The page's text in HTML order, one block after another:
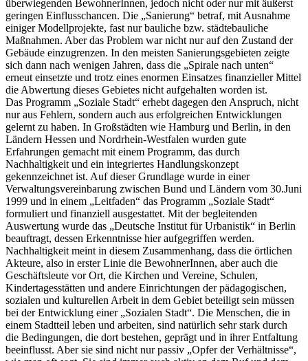
überwiegenden BewohnerInnen, jedoch nicht oder nur mit äußerst
geringen Einflusschancen. Die „Sanierung“ betraf, mit Ausnahme
einiger Modellprojekte, fast nur bauliche bzw. städtebauliche
Maßnahmen. Aber das Problem war nicht nur auf den Zustand der
Gebäude einzugrenzen. In den meisten Sanierungsgebieten zeigte
sich dann nach wenigen Jahren, dass die „Spirale nach unten“
erneut einsetzte und trotz eines enormen Einsatzes finanzieller Mittel
die Abwertung dieses Gebietes nicht aufgehalten worden ist.
Das Programm „Soziale Stadt“ erhebt dagegen den Anspruch, nicht
nur aus Fehlern, sondern auch aus erfolgreichen Entwicklungen
gelernt zu haben. In Großstädten wie Hamburg und Berlin, in den
Ländern Hessen und Nordrhein-Westfalen wurden gute
Erfahrungen gemacht mit einem Programm, das durch
Nachhaltigkeit und ein integriertes Handlungskonzept
gekennzeichnet ist. Auf dieser Grundlage wurde in einer
Verwaltungsvereinbarung zwischen Bund und Ländern vom 30.Juni
1999 und in einem „Leitfaden“ das Programm „Soziale Stadt“
formuliert und finanziell ausgestattet. Mit der begleitenden
Auswertung wurde das „Deutsche Institut für Urbanistik“ in Berlin
beauftragt, dessen Erkenntnisse hier aufgegriffen werden.
Nachhaltigkeit meint in diesem Zusammenhang, dass die örtlichen
Akteure, also in erster Linie die BewohnerInnen, aber auch die
Geschäftsleute vor Ort, die Kirchen und Vereine, Schulen,
Kindertagesstätten und andere Einrichtungen der pädagogischen,
sozialen und kulturellen Arbeit in dem Gebiet beteiligt sein müssen
bei der Entwicklung einer „Sozialen Stadt“. Die Menschen, die in
einem Stadtteil leben und arbeiten, sind natürlich sehr stark durch
die Bedingungen, die dort bestehen, geprägt und in ihrer Entfaltung
beeinflusst. Aber sie sind nicht nur passiv „Opfer der Verhältnisse“,